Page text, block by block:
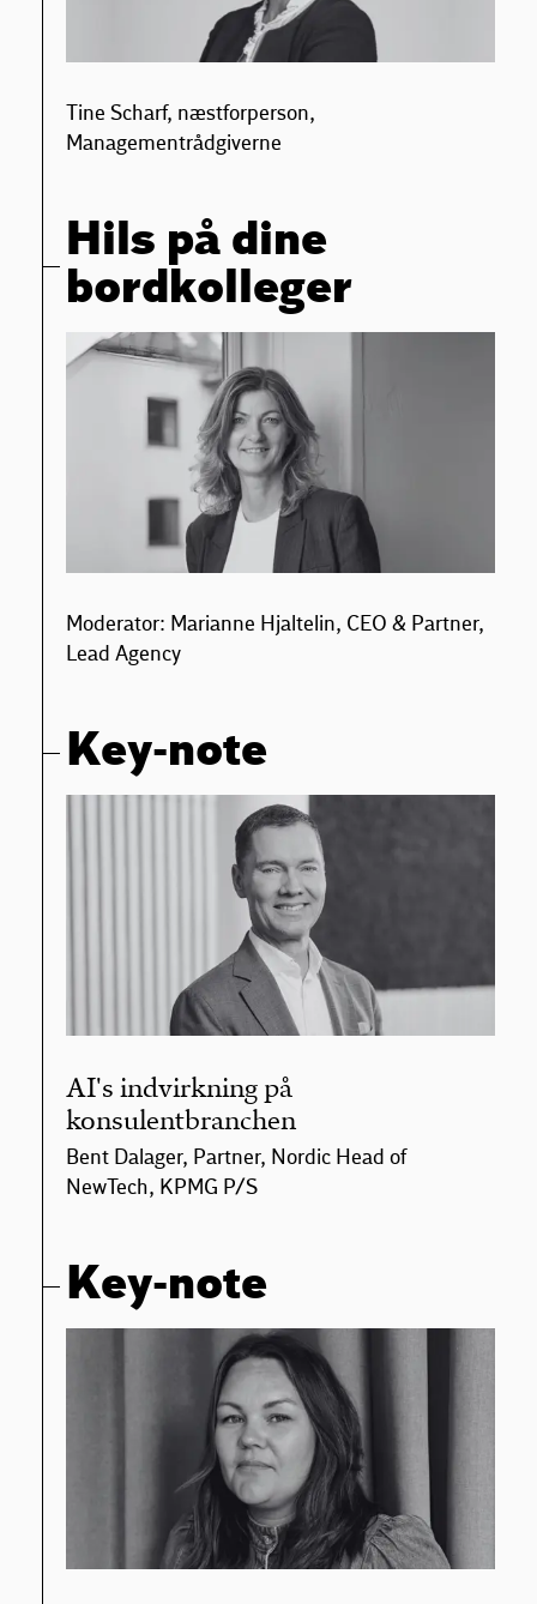
Tine Scharf, næstforperson,
Managementrådgiverne
Hils på dine
bordkolleger
Moderator: Marianne Hjaltelin, CEO & Partner,
Lead Agency
Key-note
AI's indvirkning på
konsulentbranchen
Bent Dalager, Partner, Nordic Head of
NewTech, KPMG P/S
Key-note